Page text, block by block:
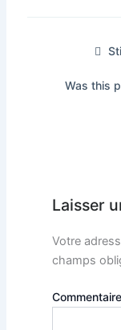
Was this
Laisser
Votre
champs
Commentaire